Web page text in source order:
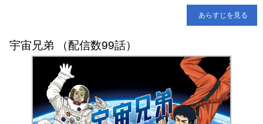
あらすじを見る
宇宙兄弟 （配信数99話）